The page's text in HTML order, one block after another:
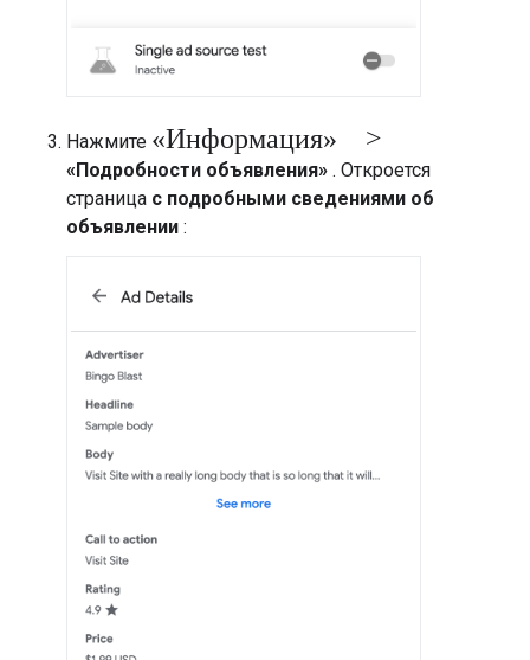
Нажмите «Информация» >
«Подробности объявления» . Откроется
страница с подробными сведениями об
объявлении :